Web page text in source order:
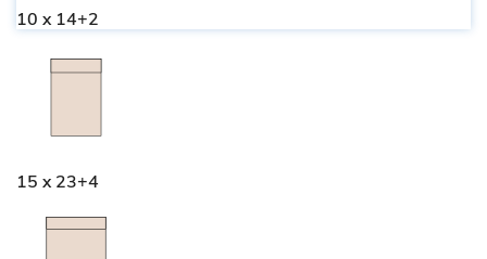
10 x 14+2
15 x 23+4